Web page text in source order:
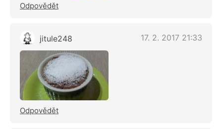
Odpovědět
jitule248 17. 2. 2017 21:33
Odpovědět